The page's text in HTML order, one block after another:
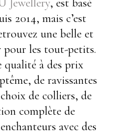
Jewellery, est basé
2014, mais c’est
une belle et
pour les tout-petits.
qualité à des prix
de ravissantes
de colliers, de
complète de
avec des